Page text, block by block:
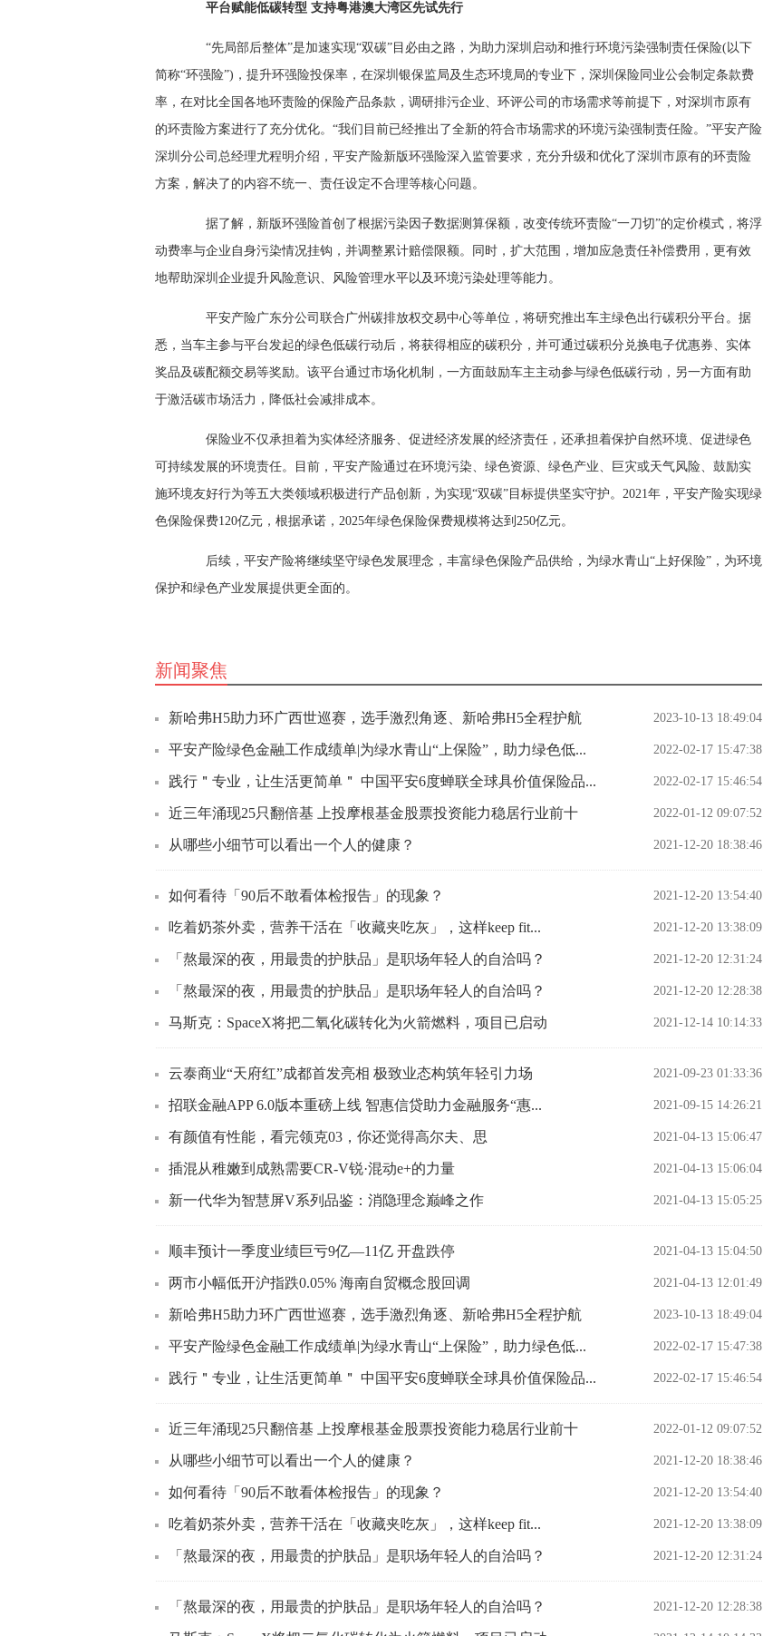
平台赋能低碳转型 支持粤港澳大湾区先试先行
“先局部后整体”是加速实现“双碳”目必由之路，为助力深圳启动和推行环境污染强制责任保险(以下
简称“环强险”)，提升环强险投保率，在深圳银保监局及生态环境局的专业下，深圳保险同业公会制定条款费
率，在对比全国各地环责险的保险产品条款，调研排污企业、环评公司的市场需求等前提下，对深圳市原有
的环责险方案进行了充分优化。“我们目前已经推出了全新的符合市场需求的环境污染强制责任险。”平安产险
深圳分公司总经理尤程明介绍，平安产险新版环强险深入监管要求，充分升级和优化了深圳市原有的环责险
方案，解决了的内容不统一、责任设定不合理等核心问题。
据了解，新版环强险首创了根据污染因子数据测算保额，改变传统环责险“一刀切”的定价模式，将浮
动费率与企业自身污染情况挂钩，并调整累计赔偿限额。同时，扩大范围，增加应急责任补偿费用，更有效
地帮助深圳企业提升风险意识、风险管理水平以及环境污染处理等能力。
平安产险广东分公司联合广州碳排放权交易中心等单位，将研究推出车主绿色出行碳积分平台。据
悉，当车主参与平台发起的绿色低碳行动后，将获得相应的碳积分，并可通过碳积分兑换电子优惠券、实体
奖品及碳配额交易等奖励。该平台通过市场化机制，一方面鼓励车主主动参与绿色低碳行动，另一方面有助
于激活碳市场活力，降低社会减排成本。
保险业不仅承担着为实体经济服务、促进经济发展的经济责任，还承担着保护自然环境、促进绿色
可持续发展的环境责任。目前，平安产险通过在环境污染、绿色资源、绿色产业、巨灾或天气风险、鼓励实
施环境友好行为等五大类领域积极进行产品创新，为实现“双碳”目标提供坚实守护。2021年，平安产险实现绿
色保险保费120亿元，根据承诺，2025年绿色保险保费规模将达到250亿元。
后续，平安产险将继续坚守绿色发展理念，丰富绿色保险产品供给，为绿水青山“上好保险”，为环境
保护和绿色产业发展提供更全面的。
新闻聚焦
新哈弗H5助力环广西世巡赛，选手激烈角逐、新哈弗H5全程护航 2023-10-13 18:49:04
平安产险绿色金融工作成绩单|为绿水青山“上保险”，助力绿色低... 2022-02-17 15:47:38
践行＂专业，让生活更简单＂ 中国平安6度蝉联全球具价值保险品... 2022-02-17 15:46:54
近三年涌现25只翻倍基 上投摩根基金股票投资能力稳居行业前十 2022-01-12 09:07:52
从哪些小细节可以看出一个人的健康？ 2021-12-20 18:38:46
如何看待「90后不敢看体检报告」的现象？ 2021-12-20 13:54:40
吃着奶茶外卖，营养干活在「收藏夹吃灰」，这样keep fit... 2021-12-20 13:38:09
「熬最深的夜，用最贵的护肤品」是职场年轻人的自洽吗？ 2021-12-20 12:31:24
「熬最深的夜，用最贵的护肤品」是职场年轻人的自洽吗？ 2021-12-20 12:28:38
马斯克：SpaceX将把二氧化碳转化为火箭燃料，项目已启动 2021-12-14 10:14:33
云泰商业“天府红”成都首发亮相 极致业态构筑年轻引力场 2021-09-23 01:33:36
招联金融APP 6.0版本重磅上线 智惠信贷助力金融服务“惠... 2021-09-15 14:26:21
有颜值有性能，看完领克03，你还觉得高尔夫、思 2021-04-13 15:06:47
插混从稚嫩到成熟需要CR-V锐·混动e+的力量 2021-04-13 15:06:04
新一代华为智慧屏V系列品鉴：消隐理念巅峰之作 2021-04-13 15:05:25
顺丰预计一季度业绩巨亏9亿—11亿 开盘跌停 2021-04-13 15:04:50
两市小幅低开沪指跌0.05% 海南自贸概念股回调 2021-04-13 12:01:49
新哈弗H5助力环广西世巡赛，选手激烈角逐、新哈弗H5全程护航 2023-10-13 18:49:04
平安产险绿色金融工作成绩单|为绿水青山“上保险”，助力绿色低... 2022-02-17 15:47:38
践行＂专业，让生活更简单＂ 中国平安6度蝉联全球具价值保险品... 2022-02-17 15:46:54
近三年涌现25只翻倍基 上投摩根基金股票投资能力稳居行业前十 2022-01-12 09:07:52
从哪些小细节可以看出一个人的健康？ 2021-12-20 18:38:46
如何看待「90后不敢看体检报告」的现象？ 2021-12-20 13:54:40
吃着奶茶外卖，营养干活在「收藏夹吃灰」，这样keep fit... 2021-12-20 13:38:09
「熬最深的夜，用最贵的护肤品」是职场年轻人的自洽吗？ 2021-12-20 12:31:24
「熬最深的夜，用最贵的护肤品」是职场年轻人的自洽吗？ 2021-12-20 12:28:38